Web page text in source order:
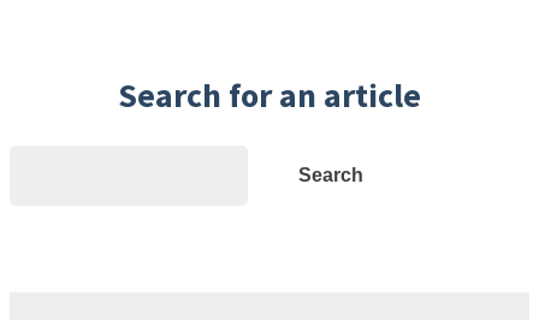
Search for an article
Search